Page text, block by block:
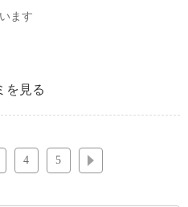
ます
を見る
4 5